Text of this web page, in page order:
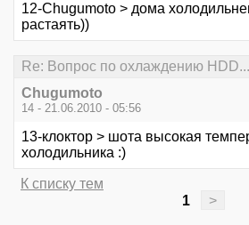
12-Chugumoto > дома
растаять))
Re: Вопрос по охлаждению HDD...
Chugumoto
14 - 21.06.2010 - 05:56
13-клоктор > шота высокая
холодильника :)
К списку тем
1
>